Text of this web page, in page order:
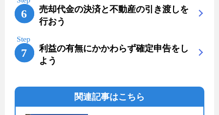
売却代金の決済と不動産の引き渡しを
行おう
利益の有無にかかわらず確定申告をし
よう
関連記事はこちら